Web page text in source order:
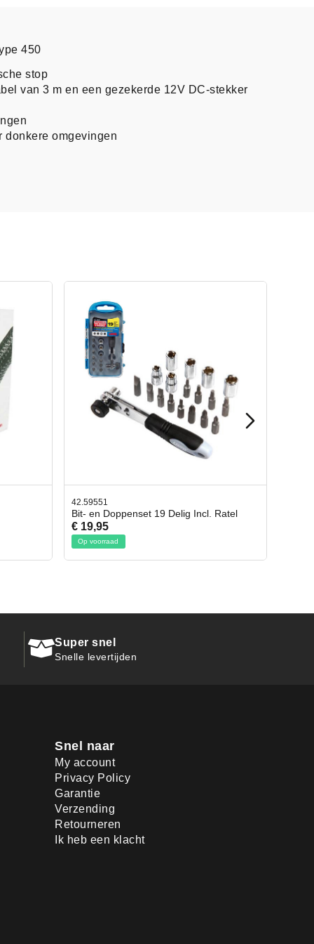
450
stop
van 3 m en een gezekerde 12V DC-stekker
donkere omgevingen
Ratel
42.65998
Afbreekmes 2 stuks
€ 10,95
Op voorraad
Super snel
Snelle levertijden
Snel naar
My account
Privacy Policy
Garantie
Verzending
Retourneren
Ik heb een klacht